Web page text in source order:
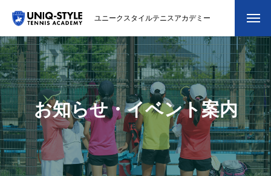
ユニークスタイルテニスアカデミー
初めての方
システム・クラス・料金
スクール紹介・コーチ紹介
大会・イベント
ブログ
お知らせ・イベント案内